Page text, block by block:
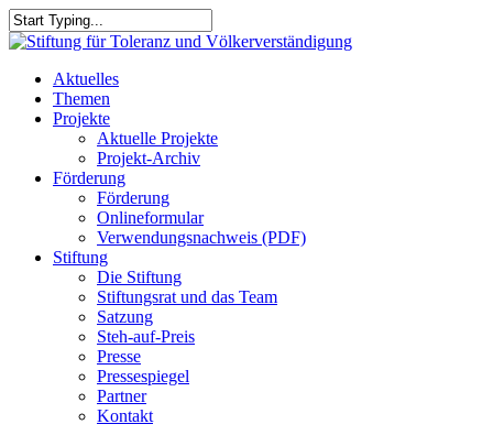
Skip
to
content
Close
search
Menu
Aktuelles
Themen
Projekte
Aktuelle Projekte
Projekt-Archiv
Förderung
Förderung
Onlineformular
Verwendungsnachweis (PDF)
Stiftung
Die Stiftung
Stiftungsrat und das Team
Satzung
Steh-auf-Preis
Presse
Pressespiegel
Partner
Kontakt